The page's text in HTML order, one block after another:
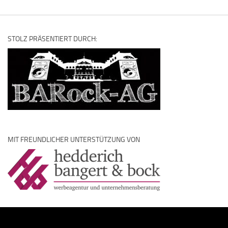
STOLZ PRÄSENTIERT DURCH:
MIT FREUNDLICHER UNTERSTÜTZUNG VON